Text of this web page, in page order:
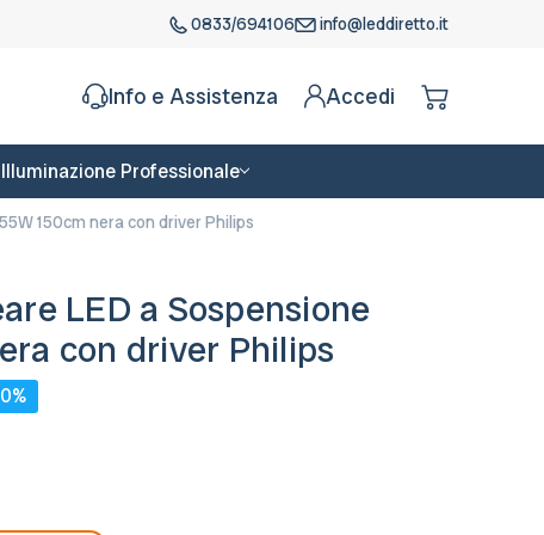
0833/694106 info@leddiretto.it
Info e Assistenza Accedi
Illuminazione Professionale
150cm nera con driver Philips
LED a Sospensione
con driver Philips